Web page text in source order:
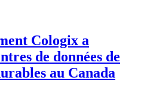
Cologix a
de données de
au Canada